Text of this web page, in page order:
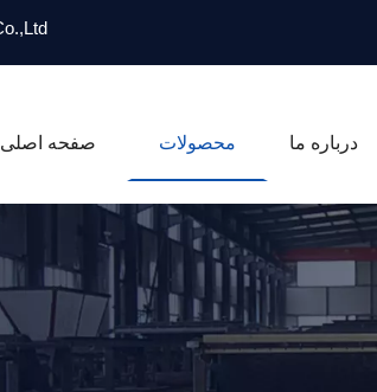
درباره ما محصولات صفحه اصلی